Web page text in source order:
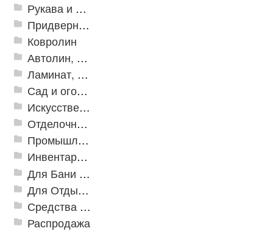
Рукава и шланги промышленные
Придверные решетки
Ковролин
Автолин, Транслин, Линолеум
Ламинат, Кварцвиниловая плитка SPC
Сад и огород
Искусственная трава
Отделочные профили
Промышленный текстиль
Инвентарь для клининга
Для Бани и Сауны
Для Отдыха и Пикника
Средства от насекомых и садовых вредителей
Распродажа